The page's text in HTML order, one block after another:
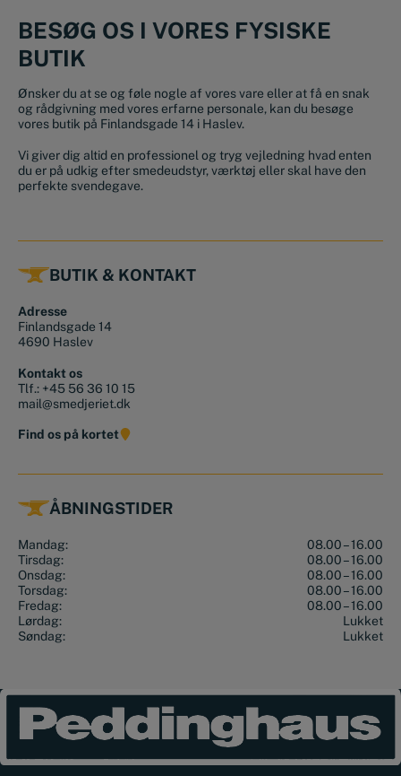
BESØG OS I VORES FYSISKE
BUTIK
Ønsker du at se og føle nogle af vores vare eller at få en snak
og rådgivning med vores erfarne personale, kan du besøge
vores butik på Finlandsgade 14 i Haslev.
Vi giver dig altid en professionel og tryg vejledning hvad enten
du er på udkig efter smedeudstyr, værktøj eller skal have den
perfekte svendegave.
BUTIK & KONTAKT
Adresse
Finlandsgade 14
4690 Haslev
Kontakt os
Tlf.: +45 56 36 10 15
mail@smedjeriet.dk
Find os på kortet
ÅBNINGSTIDER
Mandag:
08.00 – 16.00
Tirsdag:
08.00 – 16.00
Onsdag:
08.00 – 16.00
Torsdag:
08.00 – 16.00
Fredag:
08.00 – 16.00
Lørdag:
Lukket
Søndag:
Lukket